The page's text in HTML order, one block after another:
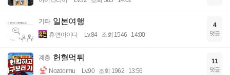
기타 일본여행
휴면아이디 Lv.84 조회 1546 14:00
4
댓글
계층 헌혈먹튀
Nozdormu Lv.90 조회 1962 13:56
11
댓글